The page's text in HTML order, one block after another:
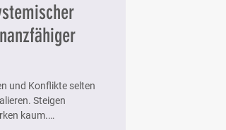
und Konflikte selten
Steigen
kaum.